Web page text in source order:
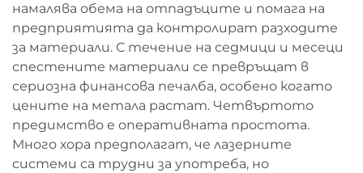
намалява обема на отпадъците и помага на
предприятията да контролират разходите
за материали. С течение на седмици и месеци
спестените материали се превръщат в
сериозна финансова печалба, особено когато
цените на метала растат. Четвъртото
предимство е оперативната простота.
Много хора предполагат, че лазерните
системи са трудни за употреба, но